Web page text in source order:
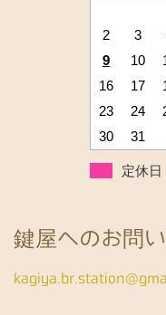
2
3
9
10
16
17
23
24
30
31
定休日
鍵屋へのお問